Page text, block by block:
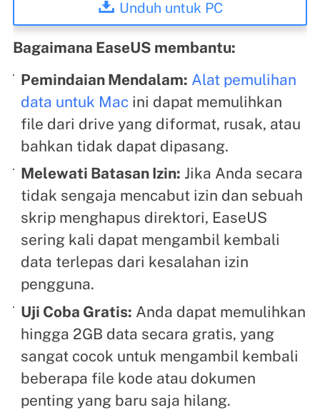
Unduh untuk PC
Bagaimana EaseUS membantu:
Pemindaian Mendalam: Alat pemulihan
data untuk Mac ini dapat memulihkan
file dari drive yang diformat, rusak, atau
bahkan tidak dapat dipasang.
Melewati Batasan Izin: Jika Anda secara
tidak sengaja mencabut izin dan sebuah
skrip menghapus direktori, EaseUS
sering kali dapat mengambil kembali
data terlepas dari kesalahan izin
pengguna.
Uji Coba Gratis: Anda dapat memulihkan
hingga 2GB data secara gratis, yang
sangat cocok untuk mengambil kembali
beberapa file kode atau dokumen
penting yang baru saja hilang.